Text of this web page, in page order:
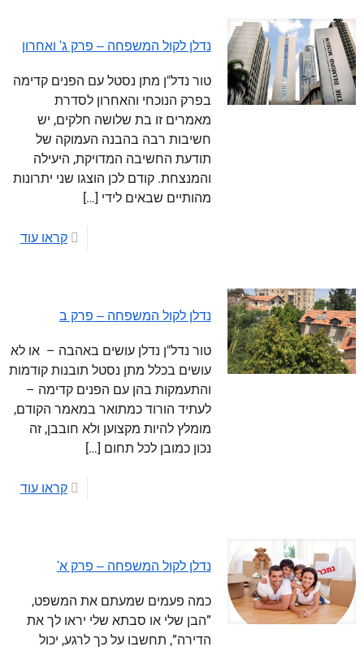
נדלן לקול המשפחה – פרק ג' ואחרון
טור נדל"ן מתן נסטל עם הפנים קדימה
בפרק הנוכחי והאחרון לסדרת
מאמרים זו בת שלושה חלקים, יש
חשיבות רבה בהבנה העמוקה של
תודעת החשיבה המדויקת, היעילה
והמנצחת. קודם לכן הוצגו שני יתרונות
מהותיים שבאים לידי […]
קראו עוד
נדלן לקול המשפחה – פרק ב
טור נדל"ן נדלן עושים באהבה – או לא
עושים בכלל מתן נסטל תובנות קודמות
והתעמקות בהן עם הפנים קדימה –
לעתיד הורוד כמתואר במאמר הקודם,
מומלץ להיות מקצוען ולא חובבן, זה
נכון כמובן לכל תחום […]
קראו עוד
נדלן לקול המשפחה – פרק א'
כמה פעמים שמעתם את המשפט,
”הבן שלי או סבתא שלי יראו לך את
הדירה”, תחשבו על כך לרגע, יכול